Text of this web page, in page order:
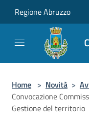
Regione Abruzzo
Home > Novità >
Convocazione
Gestione del territorio